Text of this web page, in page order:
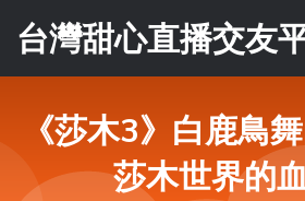
台灣甜心直播交友
《莎木3》白鹿鳥
莎木世界的